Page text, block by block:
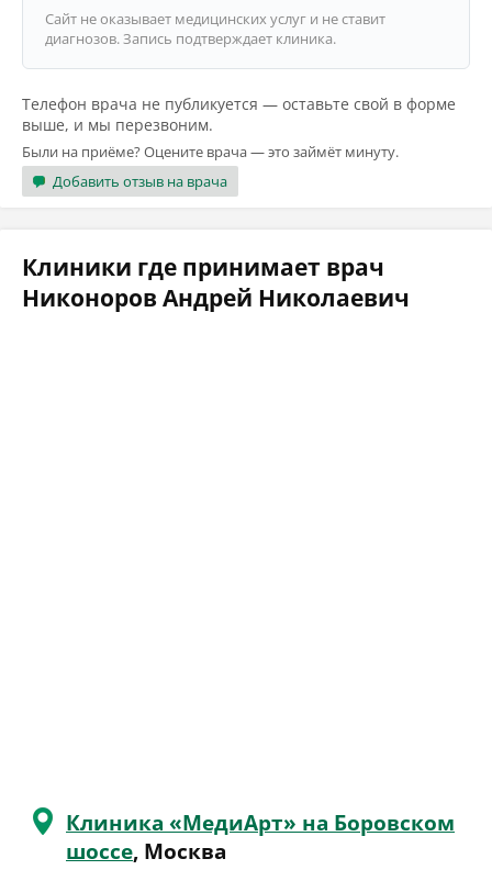
Сайт не оказывает медицинских услуг и не ставит
диагнозов. Запись подтверждает клиника.
Телефон врача не публикуется — оставьте свой в форме
выше, и мы перезвоним.
Были на приёме? Оцените врача — это займёт минуту.
Добавить отзыв на врача
Клиники где принимает врач
Никоноров Андрей Николаевич
Клиника «МедиАрт» на Боровском
шоссе, Москва